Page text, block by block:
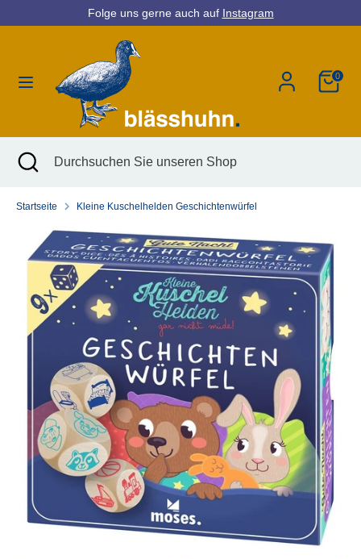
zum
Folge uns gerne auch auf Instagram
0
Währung
SuchenDurchsuchen
Sie
unseren
Shop
SuchenDurchsuchen
Shop
Suche
schließen
Startseite Kleine Kuschelhelden Geschichtenwürfel